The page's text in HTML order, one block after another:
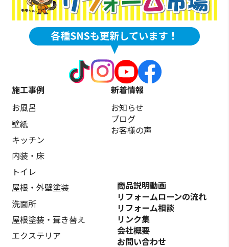
施工事例
お風呂
壁紙
キッチン
内装・床
トイレ
屋根・外壁塗装
洗面所
屋根塗装・葺き替え
エクステリア
新着情報
お知らせ
ブログ
お客様の声
商品説明動画
リフォームローンの流れ
リフォーム相談
リンク集
会社概要
お問い合わせ